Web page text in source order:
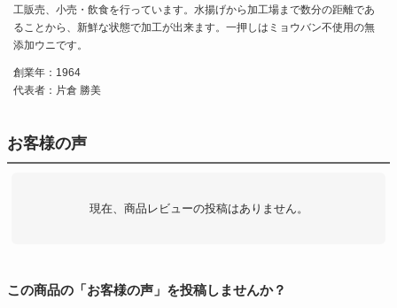
工販売、小売・飲食を行っています。水揚げから加工場まで数分の距離であ
ることから、新鮮な状態で加工が出来ます。一押しはミョウバン不使用の無
添加ウニです。
創業年：1964
代表者：片倉 勝美
お客様の声
現在、商品レビューの投稿はありません。
この商品の「お客様の声」を投稿しませんか？